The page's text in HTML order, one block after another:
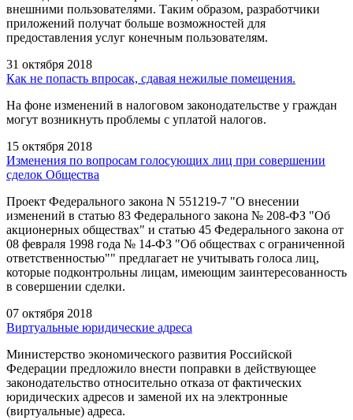
внешними пользователями. Таким образом, разработчики
приложений получат больше возможностей для
предоставления услуг конечным пользователям.
31 октября 2018
Как не попасть впросак, сдавая нежилые помещения.
На фоне изменений в налоговом законодательстве у граждан
могут возникнуть проблемы с уплатой налогов.
15 октября 2018
Изменения по вопросам голосующих лиц при совершении
сделок Общества
Проект Федерального закона N 551219-7 "О внесении
изменений в статью 83 Федерального закона № 208-ФЗ "Об
акционерных обществах" и статью 45 Федерального закона от
08 февраля 1998 года № 14-ФЗ "Об обществах с ограниченной
ответственностью"" предлагает не учитывать голоса лиц,
которые подконтрольны лицам, имеющим заинтересованность
в совершении сделки.
07 октября 2018
Виртуальные юридические адреса
Министерство экономического развития Российской
Федерации предложило внести поправки в действующее
законодательство относительно отказа от фактических
юридических адресов и заменой их на электронные
(виртуальные) адреса.